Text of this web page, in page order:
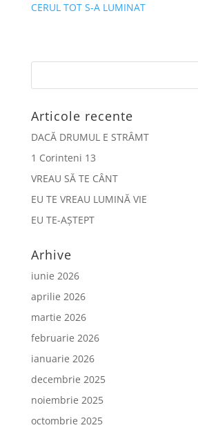
CERUL TOT S-A LUMINAT
Articole recente
DACĂ DRUMUL E STRÂMT
1 Corinteni 13
VREAU SĂ TE CÂNT
EU TE VREAU LUMINĂ VIE
EU TE-AȘTEPT
Arhive
iunie 2026
aprilie 2026
martie 2026
februarie 2026
ianuarie 2026
decembrie 2025
noiembrie 2025
octombrie 2025